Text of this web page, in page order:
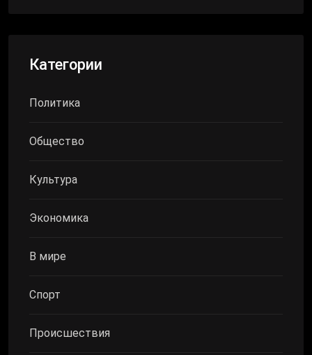
Категории
Политика
Общество
Культура
Экономика
В мире
Спорт
Происшествия